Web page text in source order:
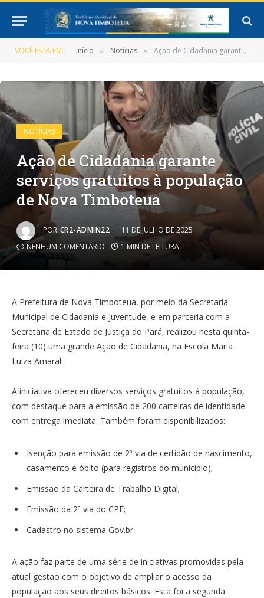
VOCÊ ESTÁ EM: Início » Notícias » Ação de Cidadania garante serviços gratuitos à população de Nova Timboteua
NOTÍCIAS
Ação de Cidadania garante
serviços gratuitos à população
de Nova Timboteua
POR CR2-ADMIN22
11 DE JULHO DE 2025
NENHUM COMENTÁRIO
1 MIN DE LEITURA
A Prefeitura de Nova Timboteua, por meio da Secretaria
Municipal de Cidadania e Juventude, e em parceria com a
Secretaria de Estado de Justiça do Pará, realizou nesta quinta-
feira (10) uma grande Ação de Cidadania, na Escola Maria
Luiza Amaral.
A iniciativa ofereceu diversos serviços gratuitos à população,
com destaque para a emissão de 200 carteiras de identidade
com entrega imediata. Também foram disponibilizados:
Isenção para emissão de 2ª via de certidão de nascimento,
casamento e óbito (para registros do município);
Emissão da Carteira de Trabalho Digital;
Emissão da 2ª via do CPF;
Cadastro no sistema Gov.br.
A ação faz parte de uma série de iniciativas promovidas pela
atual gestão com o objetivo de ampliar o acesso da
população aos seus direitos básicos. Esta foi a segunda